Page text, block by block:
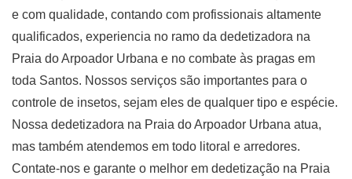
e com qualidade, contando com profissionais altamente
qualificados, experiencia no ramo da dedetizadora na
Praia do Arpoador Urbana e no combate às pragas em
toda Santos. Nossos serviços são importantes para o
controle de insetos, sejam eles de qualquer tipo e espécie.
Nossa dedetizadora na Praia do Arpoador Urbana atua,
mas também atendemos em todo litoral e arredores.
Contate-nos e garante o melhor em dedetização na Praia